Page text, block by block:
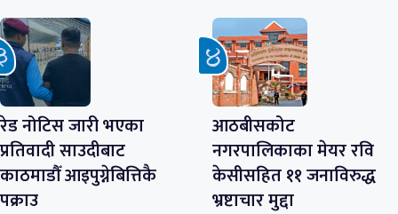
रेड नोटिस जारी भएका
प्रतिवादी साउदीबाट
काठमाडौँ आइपुग्नेबित्तिकै
पक्राउ
आठबीसकोट
नगरपालिकाका मेयर रवि
केसीसहित ११ जनाविरुद्ध
भ्रष्टाचार मुद्दा